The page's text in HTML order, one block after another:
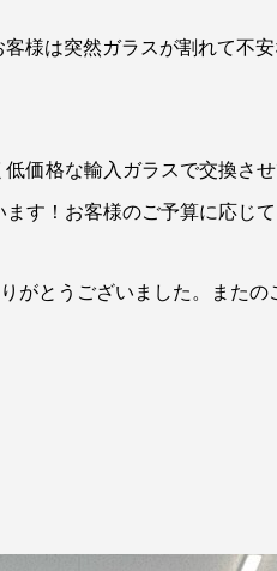
様は突然ガラスが割れて不
価格な輸入ガラスで交換さ
す！お客様のご予算に応じ
がとうございました。またの